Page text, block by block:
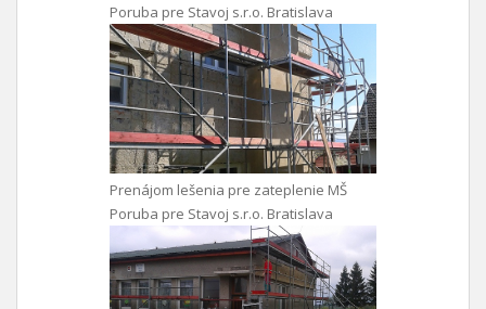
Poruba pre Stavoj s.r.o. Bratislava
Prenájom lešenia pre zateplenie MŠ
Poruba pre Stavoj s.r.o. Bratislava